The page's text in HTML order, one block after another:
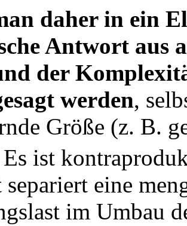
daher in ein
Antwort
der
werden,
Größe (z. B.
ist
separiert eine
im Umbau